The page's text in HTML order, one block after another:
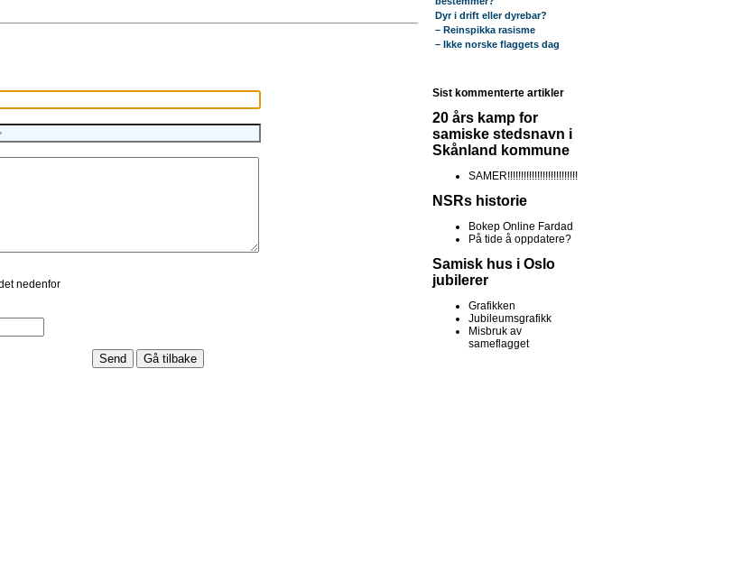
nedenfor
Dyr i drift eller dyrebar?
– Reinspikka rasisme
– Ikke norske flaggets dag
Sist kommenterte artikler
20 års kamp for
samiske stedsnavn i
Skånland kommune
SAMER!!!!!!!!!!!!!!!!!!!!!!!!!!
NSRs historie
Bokep Online Fardad
På tide å oppdatere?
Samisk hus i Oslo
jubilerer
Grafikken
Jubileumsgrafikk
Misbruk av
sameflagget